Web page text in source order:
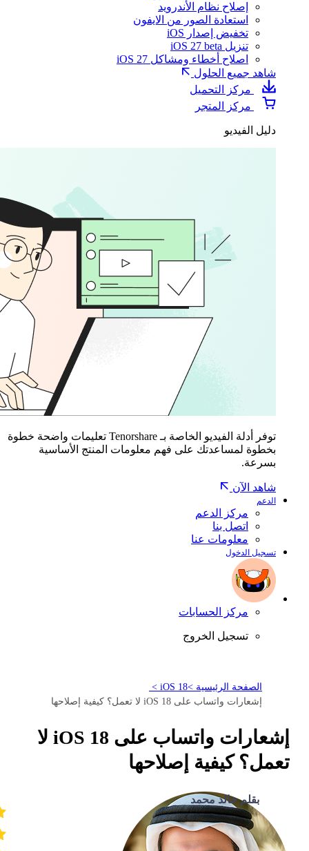
إصلاح نظام الأندرويد
استعادة الصور من الايفون
تخفيض إصدار iOS
تنزيل iOS 27 beta
اصلاح أخطاء ومشاكل iOS 27
شاهد جميع الحلول
مركز التحميل
مركز المتجر
دليل الفيديو
توفر أدلة الفيديو الخاصة بـ Tenorshare تعليمات واضحة خطوة
بخطوة لمساعدتك على فهم معلومات المنتج الأساسية
بسرعة.
شاهد الآن
الدعم
مركز الدعم
اتصل بنا
معلومات عنا
تسجيل الدخول
مركز الحسابات
تسجيل الخروج
الصفحة الرئيسية >iOS 18 >
إشعارات واتساب على iOS 18 لا تعمل؟ كيفية إصلاحها
إشعارات واتساب على iOS 18 لا
تعمل؟ كيفية إصلاحها
بقلم خالد محمد